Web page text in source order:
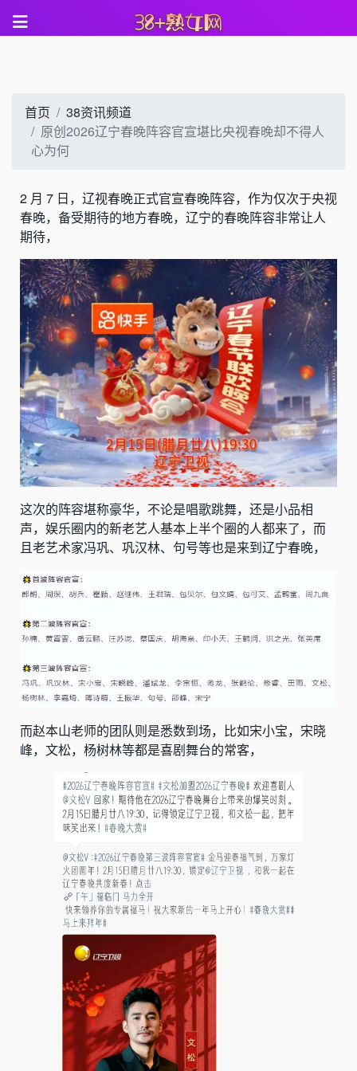
首页
38资讯频道
原创2026辽宁春晚阵容官宣堪比央视春晚却不得人
心为何
2 月 7 日，辽视春晚正式官宣春晚阵容，作为仅次于央视
春晚，备受期待的地方春晚，辽宁的春晚阵容非常让人
期待，
这次的阵容堪称豪华，不论是唱歌跳舞，还是小品相
声，娱乐圈内的新老艺人基本上半个圈的人都来了，而
且老艺术家冯巩、巩汉林、句号等也是来到辽宁春晚，
而赵本山老师的团队则是悉数到场，比如宋小宝，宋晓
峰，文松，杨树林等都是喜剧舞台的常客，